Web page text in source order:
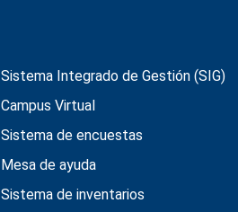
Sistema Integrado de Gestión (SIG)
Campus Virtual
Sistema de encuestas
Mesa de ayuda
Sistema de inventarios